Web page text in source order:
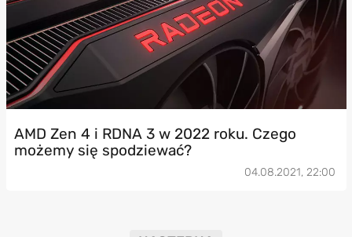
AMD Zen 4 i RDNA 3 w 2022 roku. Czego
możemy się spodziewać?
04.08.2021, 22:00